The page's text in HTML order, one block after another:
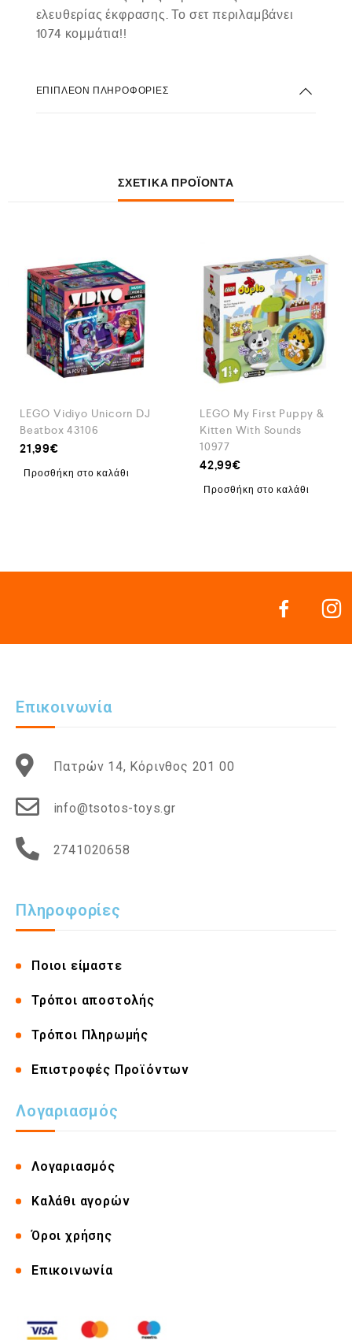
ελευθερίας έκφρασης. Το σετ περιλαμβάνει
1074 κομμάτια!!
ΕΠΙΠΛΈΟΝ ΠΛΗΡΟΦΟΡΊΕΣ
ΣΧΕΤΙΚΆ ΠΡΟΪΌΝΤΑ
LEGO Vidiyo Unicorn DJ
Beatbox 43106
21,99€
Προσθήκη στο καλάθι
LEGO My First Puppy &
Kitten With Sounds
10977
42,99€
Προσθήκη στο καλάθι
Επικοινωνία
Πατρών 14, Κόρινθος 201 00
info@tsotos-toys.gr
2741020658
Πληροφορίες
Ποιοι είμαστε
Τρόποι αποστολής
Τρόποι Πληρωμής
Επιστροφές Προϊόντων
Λογαριασμός
Λογαριασμός
Καλάθι αγορών
Όροι χρήσης
Επικοινωνία